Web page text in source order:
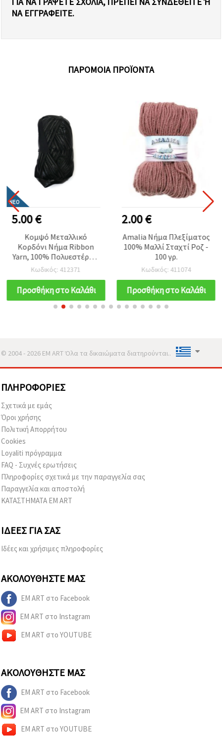
Α ΕΓΓΡΑΦΕΊΤΕ.
ΠΑΡΌΜΟΙΑ ΠΡΟΪΌΝΤΑ
ΝΈΟ
5.00 €
Κομψό Μεταλλικό
Κορδόνι Νήμα Ribbon
Yarn, 100% Πολυεστέρας,
Μαύρο, 100 g – Ιδανικό
για Διακοσμητικό
Πλέξιμο, Βελονάκι &
Χειροτεχνικές
Λεπτομέρειες
Κωδικός: 412371
Προσθήκη στο Καλάθι
2.00 €
Amalia Νήμα Πλεξίματος
100% Μαλλί Σταχτί Ροζ -
100 γρ.
Κωδικός: 411074
Προσθήκη στο Καλάθι
© 2004 - 2026 EM ART Όλα τα δικαιώματα διατηρούνται..
ΠΛΗΡΟΦΟΡΊΕΣ
Σχετικά με εμάς
Όροι χρήσης
Πολιτική Απορρήτου
Cookies
Loyaliti πρόγραμμα
FAQ - Συχνές ερωτήσεις
Πληροφορίες σχετικά με την παραγγελία σας
Παραγγελία και αποστολή
ΚΑΤΑΣΤΗΜΑΤΑ EM ART
ΙΔΈΕΣ ΓΙΑ ΣΑΣ
Ιδέες και χρήσιμες πληροφορίες
ΑΚΟΛΟΥΘΉΣΤΕ ΜΑΣ
EM ART στο Facebook
EM ART στο Instagram
EM ART στο YOUTUBE
ΑΚΟΛΟΥΘΉΣΤΕ ΜΑΣ
EM ART στο Facebook
EM ART στο Instagram
EM ART στο YOUTUBE